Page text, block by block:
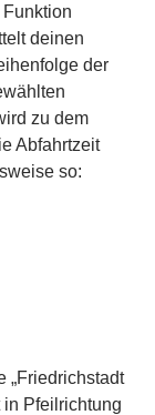
deinen
der
zu dem
Abfahrtzeit
so:
„Friedrichstadt
in Pfeilrichtung